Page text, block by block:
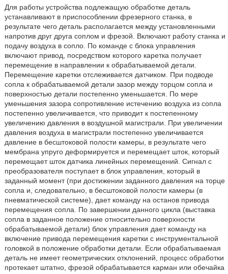
Для работы устройства подлежащую обработке деталь
устанавливают в приспособлении фрезерного станка, в
результате чего деталь располагается между установленными
напротив друг друга соплом и фрезой. Включают работу станка и
подачу воздуха в сопло. По команде с блока управления
включают привод, посредством которого каретка получает
перемещение в направлении к обрабатываемой детали.
Перемещение каретки отслеживается датчиком. При подводе
сопла к обрабатываемой детали зазор между торцом сопла и
поверхностью детали постепенно уменьшается. По мере
уменьшения зазора сопротивление истечению воздуха из сопла
постепенно увеличивается, что приводит к постепенному
увеличению давления в воздушной магистрали. При увеличении
давления воздуха в магистрали постепенно увеличивается
давление в бесштоковой полости камеры, в результате чего
мембрана упруго деформируется и перемещает шток, который
перемещает шток датчика линейных перемещений. Сигнал с
преобразователя поступает в блок управления, который в
заданный момент (при достижении заданного давления на торце
сопла и, следовательно, в бесштоковой полости камеры (в
пневматической системе), дает команду на останов привода
перемещения сопла. По завершении данного цикла (выставка
сопла в заданное положение относительно поверхности
обрабатываемой детали) блок управления дает команду на
включение привода перемещения каретки с инструментальной
головкой в положение обработки детали. Если обрабатываемая
деталь не имеет геометрических отклонений, процесс обработки
протекает штатно, фрезой обрабатывается карман или обечайка